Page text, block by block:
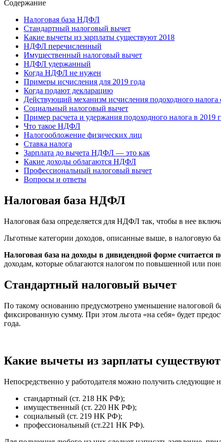
Содержание
Налоговая база НДФЛ
Стандартный налоговый вычет
Какие вычеты из зарплаты существуют 2018
НДФЛ перечисленный
Имущественный налоговый вычет
НДФЛ удержанный
Когда НДФЛ не нужен
Примеры исчисления для 2019 года
Когда подают декларацию
Действующий механизм исчисления подоходного налога
Социальный налоговый вычет
Пример расчета и удержания подоходного налога в 2019
Что такое НДФЛ
Налогообложение физических лиц
Ставка налога
Зарплата до вычета НДФЛ — это как
Какие доходы облагаются НДФЛ
Профессиональный налоговый вычет
Вопросы и ответы
Налоговая база НДФЛ
Налоговая база определяется для НДФЛ так, чтобы в нее
Льготные категории доходов, описанные выше, в налоговую
Налоговая база на доходы в дивидендной форме
доходам, которые облагаются налогом по повышенной или
Стандартный налоговый вычет
По такому основанию предусмотрено уменьшение налоговой
фиксированную сумму. При этом льгота «на себя» будет
года.
Какие вычеты из зарплаты существуют
Непосредственно у работодателя можно получить следующие
стандартный (ст. 218 НК РФ);
имущественный (ст. 220 НК РФ);
социальный (ст. 219 НК РФ);
профессиональный (ст.221 НК РФ).